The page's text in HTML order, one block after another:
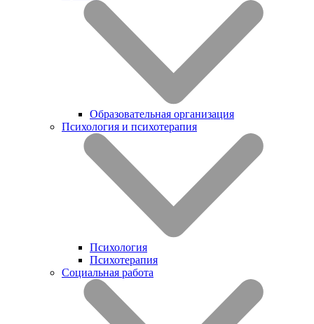
Образовательная организация
Психология и психотерапия
Психология
Психотерапия
Социальная работа